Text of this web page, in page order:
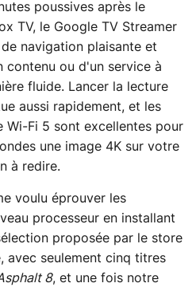
poussives après le
TV, le Google TV Streamer
navigation plaisante et
contenu ou d'un service à
fluide. Lancer la lecture
aussi rapidement, et les
Wi-Fi 5 sont excellentes pour
une image 4K sur votre
à redire.
voulu éprouver les
processeur en installant
proposée par le store
avec seulement cinq titres
8, et une fois notre